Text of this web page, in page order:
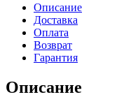
Описание
Доставка
Оплата
Возврат
Гарантия
Описание